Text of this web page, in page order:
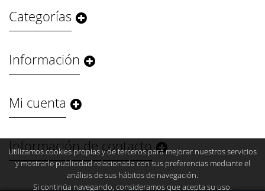
Categorías
Información
Mi cuenta
Información de contacto
Utilizamos cookies propias y de terceros para mejorar nuestros servicios
y mostrarle publicidad relacionada con sus preferencias mediante el
análisis de sus hábitos de navegación.
Si continúa navegando, consideramos que acepta su uso.